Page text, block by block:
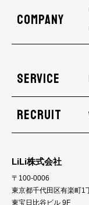
COMPANY
SERVICE
RECRUIT
LiLi株式会社
〒100-0006
東京都千代田区有楽町1
東宝日比谷ビル 9F